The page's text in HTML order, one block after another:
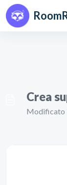
Salta al
Crea
Modificato